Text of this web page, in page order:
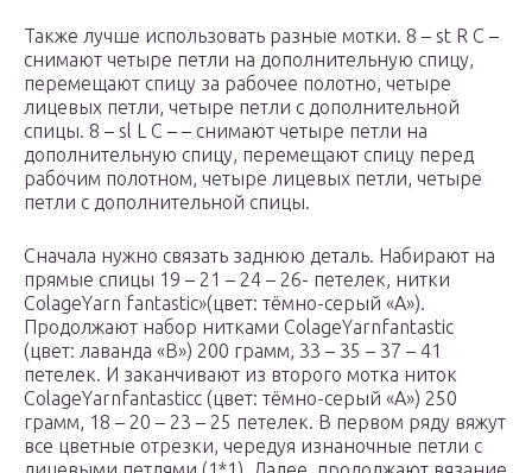
Также лучше использовать разные мотки. 8 – st R C –
снимают четыре петли на дополнительную спицу,
перемещают спицу за рабочее полотно, четыре
лицевых петли, четыре петли с дополнительной
спицы. 8 – sl L C – – снимают четыре петли на
дополнительную спицу, перемещают спицу перед
рабочим полотном, четыре лицевых петли, четыре
петли с дополнительной спицы.
Сначала нужно связать заднюю деталь. Набирают на
прямые спицы 19 – 21 – 24 – 26- петелек, нитки
ColageYarn fantastic»(цвет: тёмно-серый «А»).
Продолжают набор нитками ColageYarnfantastic
(цвет: лаванда «В») 200 грамм, 33 – 35 – 37 – 41
петелек. И заканчивают из второго мотка ниток
ColageYarnfantasticc (цвет: тёмно-серый «А») 250
грамм, 18 – 20 – 23 – 25 петелек. В первом ряду вяжут
все цветные отрезки, чередуя изнаночные петли с